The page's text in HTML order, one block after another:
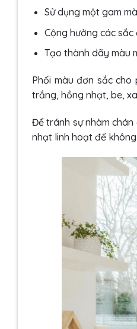
Sử dụng một gam
Cộng hưởng các
Tạo thành dãy màu
Phối màu đơn sắc
trắng, hồng nhạt, be,
Để tránh sự nhàm
nhạt linh hoạt để